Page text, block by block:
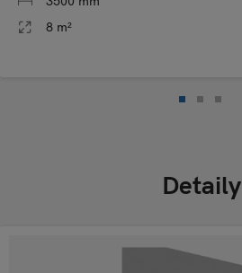
8 m²
Detaily